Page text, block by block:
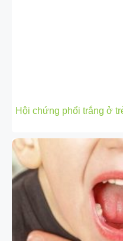
Hội chứng phổi trắng ở